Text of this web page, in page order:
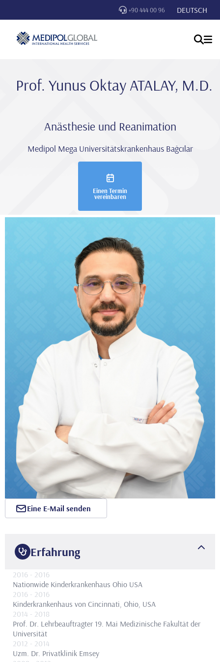
+90 444 00 96 DEUTSCH
Prof. Yunus Oktay ATALAY, M.D.
Anästhesie und Reanimation
Medipol Mega Universitätskrankenhaus Bağcılar
Einen Termin
vereinbaren
Erfahrung
2016 - 2016
Nationwide Kinderkrankenhaus Ohio USA
2016 - 2016
Kinderkrankenhaus von Cincinnati, Ohio, USA
2014 - 2018
Prof. Dr. Lehrbeauftragter 19. Mai Medizinische Fakultät der
Universität
2012 - 2014
Uzm. Dr. Privatklinik Emsey
Eine E-Mail senden